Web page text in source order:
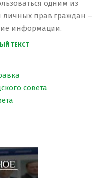
одним из
личных прав граждан –
информации.
ТЕКСТ
совета